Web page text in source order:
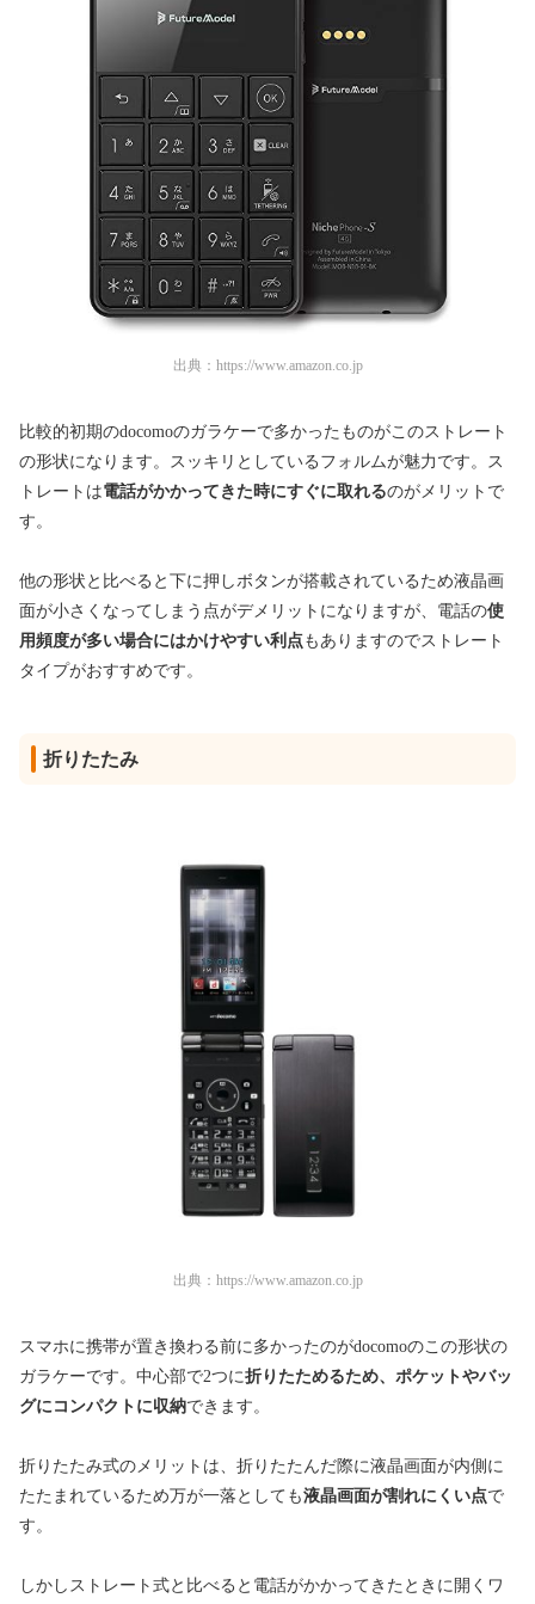
出典： https://www.amazon.co.jp
比較的初期のdocomoのガラケーで多かったものがこのストレート
の形状になります。スッキリとしているフォルムが魅力です。ス
トレートは電話がかかってきた時にすぐに取れるのがメリットで
す。
他の形状と比べると下に押しボタンが搭載されているため液晶画
面が小さくなってしまう点がデメリットになりますが、電話の使
用頻度が多い場合にはかけやすい利点もありますのでストレート
タイプがおすすめです。
折りたたみ
出典： https://www.amazon.co.jp
スマホに携帯が置き換わる前に多かったのがdocomoのこの形状の
ガラケーです。中心部で2つに折りたためるため、ポケットやバッ
グにコンパクトに収納できます。
折りたたみ式のメリットは、折りたたんだ際に液晶画面が内側に
たたまれているため万が一落としても液晶画面が割れにくい点で
す。
しかしストレート式と比べると電話がかかってきたときに開くワ